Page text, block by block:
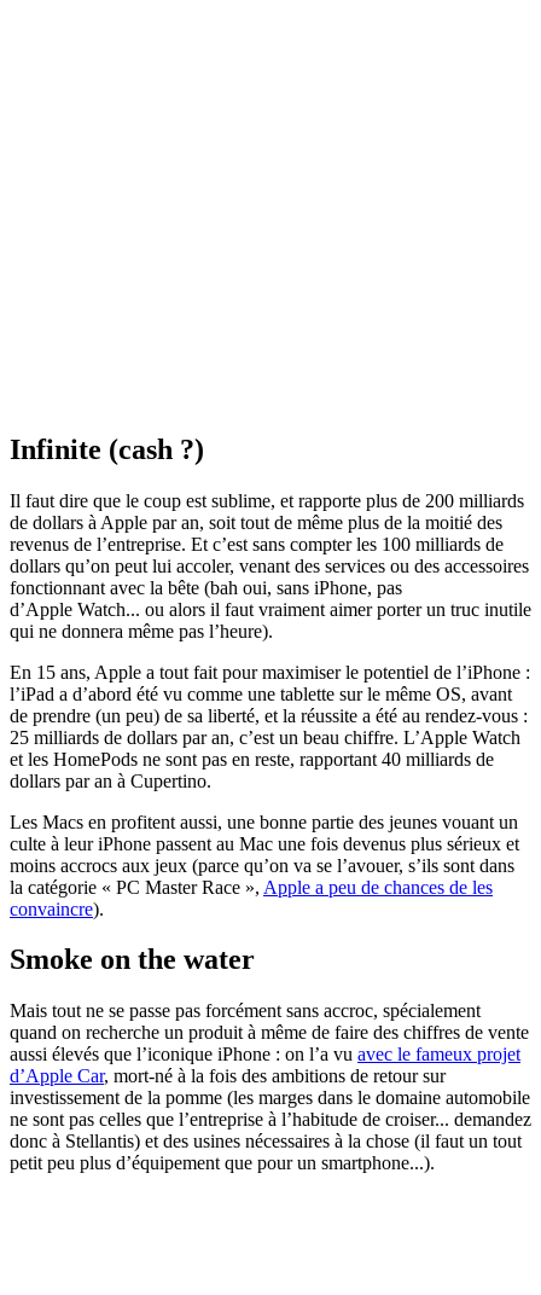
Infinite (cash ?)
Il faut dire que le coup est sublime, et rapporte plus de 200 milliards
de dollars à Apple par an, soit tout de même plus de la moitié des
revenus de l’entreprise. Et c’est sans compter les 100 milliards de
dollars qu’on peut lui accoler, venant des services ou des accessoires
fonctionnant avec la bête (bah oui, sans iPhone, pas
d’Apple Watch... ou alors il faut vraiment aimer porter un truc inutile
qui ne donnera même pas l’heure).
En 15 ans, Apple a tout fait pour maximiser le potentiel de l’iPhone :
l’iPad a d’abord été vu comme une tablette sur le même OS, avant
de prendre (un peu) de sa liberté, et la réussite a été au rendez-vous :
25 milliards de dollars par an, c’est un beau chiffre. L’Apple Watch
et les HomePods ne sont pas en reste, rapportant 40 milliards de
dollars par an à Cupertino.
Les Macs en profitent aussi, une bonne partie des jeunes vouant un
culte à leur iPhone passent au Mac une fois devenus plus sérieux et
moins accrocs aux jeux (parce qu’on va se l’avouer, s’ils sont dans
la catégorie « PC Master Race », Apple a peu de chances de les
convaincre).
Smoke on the water
Mais tout ne se passe pas forcément sans accroc, spécialement
quand on recherche un produit à même de faire des chiffres de vente
aussi élevés que l’iconique iPhone : on l’a vu avec le fameux projet
d’Apple Car, mort-né à la fois des ambitions de retour sur
investissement de la pomme (les marges dans le domaine automobile
ne sont pas celles que l’entreprise à l’habitude de croiser... demandez
donc à Stellantis) et des usines nécessaires à la chose (il faut un tout
petit peu plus d’équipement que pour un smartphone...).